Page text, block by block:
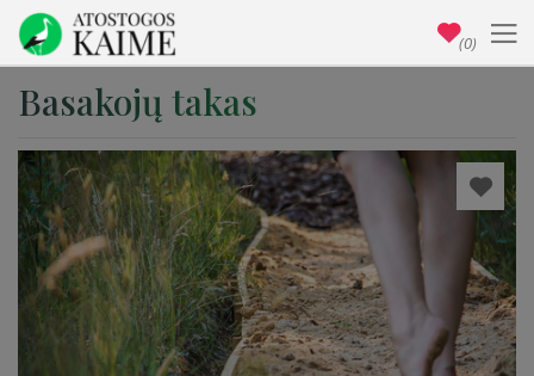
Basakojų takas
(0)